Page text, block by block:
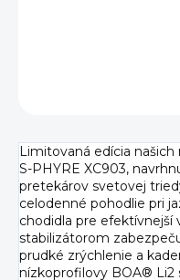
Limitovaná edícia
S-PHYRE XC903,
pretekárov svetovej
celodenné pohodlie pri
chodidla pre efektívnejší
stabilizátorom
prudké zrýchlenie a
nízkoprofilovy BOA® Li2